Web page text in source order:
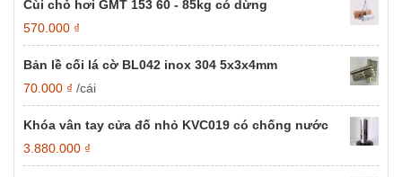
Cùi chỏ hơi GMT 153 60 - 85kg có dừng
570.000 ₫
Bản lề cối lá cờ BL042 inox 304 5x3x4mm
70.000 ₫ /cái
Khóa vân tay cửa đố nhỏ KVC019 có chống nước
3.880.000 ₫